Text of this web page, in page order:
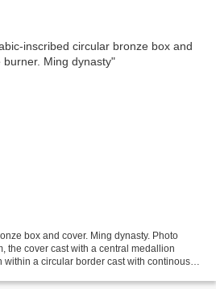
box and cover. Ming dynasty. Photo
the cover cast with a central medallion
a circular border cast with continous